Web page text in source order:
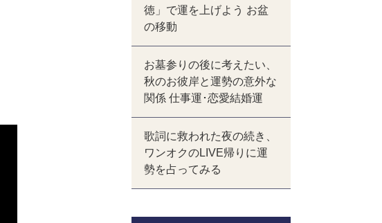
徳」で運を上げよう お盆
の移動
お墓参りの後に考えたい、
秋のお彼岸と運勢の意外な
関係 仕事運･恋愛結婚運
歌詞に救われた夜の続き、
ワンオクのLIVE帰りに運
勢を占ってみる